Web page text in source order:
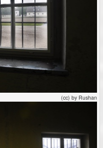
(cc) by Rushan